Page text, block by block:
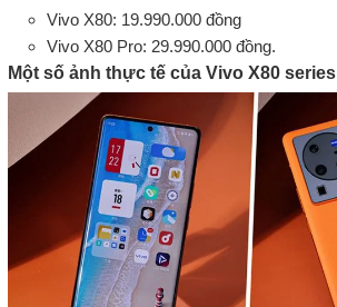
Vivo X80: 19.990.000 đồng
Vivo X80 Pro: 29.990.000 đồng.
Một số ảnh thực tế của Vivo X80 series